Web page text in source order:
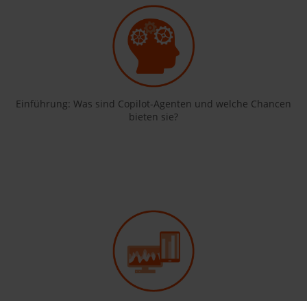
Einführung: Was sind Copilot-Agenten und welche Chancen
bieten sie?